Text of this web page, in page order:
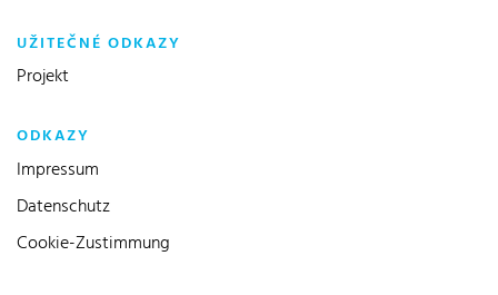
UŽITEČNÉ ODKAZY
Projekt
ODKAZY
Impressum
Datenschutz
Cookie-Zustimmung